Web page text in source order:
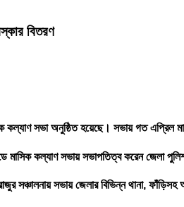
বিতরণ
কল্যাণ সভা অনুষ্ঠিত হয়েছে। সভায় গত এপ্রিল
মাসিক কল্যাণ সভায় সভাপতিত্ব করেন জেলা
সঞ্চালনায় সভায় জেলার বিভিন্ন থানা,